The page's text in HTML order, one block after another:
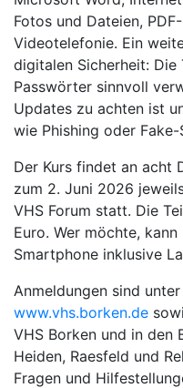
Fotos und Dateien,
Videotelefonie. Ein
digitalen Sicherheit: Die
Passwörter sinnvoll
Updates zu achten ist
wie Phishing oder
Der Kurs findet an acht
zum 2. Juni 2026
VHS Forum statt. Die
Euro. Wer möchte,
Smartphone inklusive
Anmeldungen sind
www.vhs.borken.de
VHS Borken und in den
Heiden, Raesfeld und
Fragen und